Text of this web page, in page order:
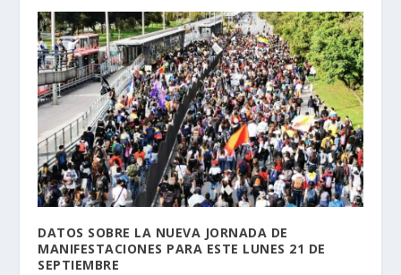
DATOS SOBRE LA NUEVA JORNADA DE
MANIFESTACIONES PARA ESTE LUNES 21 DE
SEPTIEMBRE